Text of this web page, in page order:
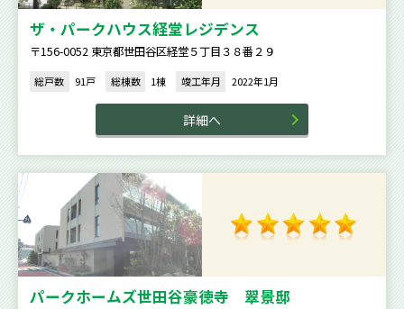
ザ・パークハウス経堂レジデンス
〒156-0052 東京都世田谷区経堂５丁目３８番２９
総戸数 91戸 総棟数 1棟 竣工年月 2022年1月
詳細へ
パークホームズ世田谷豪徳寺 翠景邸